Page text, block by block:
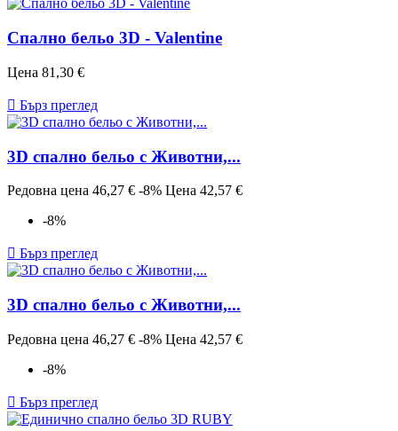
Спално бельо 3D - Valentine
Цена 81,30 €
 Бърз преглед
3D спално бельо с Животни,...
Редовна цена 46,27 € -8% Цена 42,57 €
-8%
 Бърз преглед
3D спално бельо с Животни,...
Редовна цена 46,27 € -8% Цена 42,57 €
-8%
 Бърз преглед